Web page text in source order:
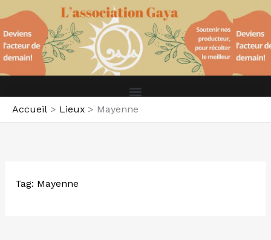
au
contenu
Accueil Lieux Mayenne
Tag: Mayenne